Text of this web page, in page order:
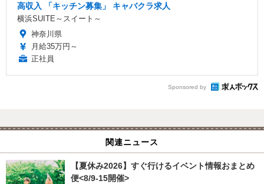
高収入 「キッチン募集」 キャバクラ求人
横浜SUITE～スイート～
神奈川県
月給35万円～
正社員
Sponsored by
関連ニュース
【夏休み2026】すぐ行けるイベント情報おまとめ
便<8/9-15開催>